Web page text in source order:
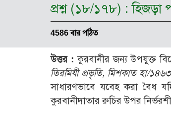
প্রশ্ন (১৮/১৭৮) : হিজড়া
4586 বার পঠিত
উত্তর : কুরবানীর জন্য উপযুক্ত
তিরমিযী প্রভৃতি, মিশকাত হা/
সাধারণভাবে যবেহ করা বৈধ
কুরবানীদাতার রুচির উপর